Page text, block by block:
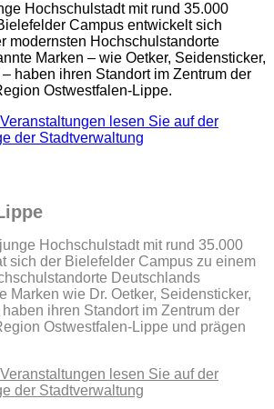
Hochschulstadt mit rund 35.000
Campus entwickelt sich
modernsten Hochschulstandorte
Marken – wie Oetker, Seidensticker,
haben ihren Standort im Zentrum der
Ostwestfalen-Lippe.
lesen Sie auf der
der Stadtverwaltung
Hochschulstadt mit rund 35.000
sich der Bielefelder Campus zu einem
Deutschlands
Marken wie Dr. Oetker, Seidensticker,
ihren Standort im Zentrum der
Ostwestfalen-Lippe und prägen
lesen Sie auf der
der Stadtverwaltung